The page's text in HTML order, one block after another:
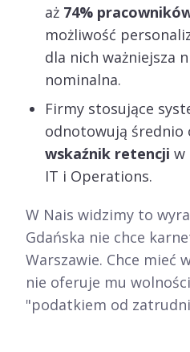
aż 74%
możliwość
dla nich ważniejsza
nominalna.
Firmy stosujące
odnotowują średnio
wskaźnik retencji w
IT i Operations.
W Nais widzimy to
Gdańska nie chce
Warszawie. Chce mieć
nie oferuje mu
"podatkiem od